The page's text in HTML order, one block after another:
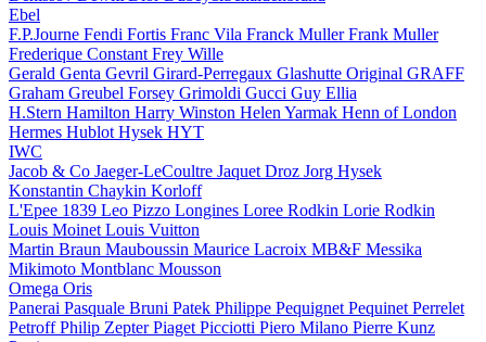
Ebel
F.P.Journe Fendi Fortis Franc Vila Franck MullerFrank Muller
Frederique Constant Frey Wille
Gerald Genta Gevril Girard-Perregaux Glashutte Original GRAFF
Graham Greubel Forsey Grimoldi Gucci Guy Ellia
H.Stern Hamilton Harry Winston Helen Yarmak Henn of London
Hermes Hublot Hysek HYT
IWC
Jacob & Co Jaeger-LeCoultre Jaquet Droz Jorg Hysek
Konstantin Chaykin Korloff
L'Epee 1839 Leo Pizzo Longines Loree Rodkin Lorie Rodkin
Louis Moinet Louis Vuitton
Martin Braun Mauboussin Maurice Lacroix MB&F Messika
Mikimoto Montblanc Mousson
Omega Oris
Panerai Pasquale Bruni Patek Philippe Pequignet Pequinet Perrelet
PetroffPhilip ZepterPiaget Picciotti Piero Milano Pierre Kunz